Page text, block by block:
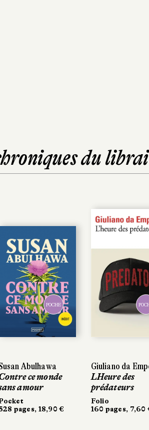
du
POCHE
Abulhawa
ce monde
amour
pages, 18,90 €
Giuliano da
LHeure des
prédateurs
Folio
160 pages, 7,60 €
POCHE
Abulhawa
ce monde
amour
pages, 18,90 €
POCHE
Giuliano da
LHeure des
prédateurs
Folio
160 pages, 7,60 €